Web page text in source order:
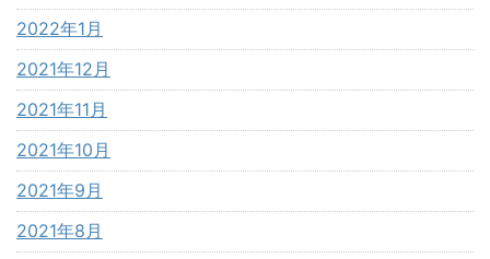
2022年1月
2021年12月
2021年11月
2021年10月
2021年9月
2021年8月